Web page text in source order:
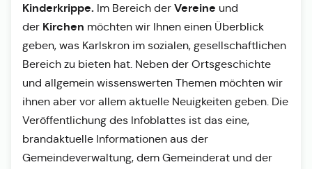
Kinderkrippe. Im Bereich der Vereine und
der Kirchen möchten wir Ihnen einen Überblick
geben, was Karlskron im sozialen, gesellschaftlichen
Bereich zu bieten hat. Neben der Ortsgeschichte
und allgemein wissenswerten Themen möchten wir
ihnen aber vor allem aktuelle Neuigkeiten geben. Die
Veröffentlichung des Infoblattes ist das eine,
brandaktuelle Informationen aus der
Gemeindeverwaltung, dem Gemeinderat und der